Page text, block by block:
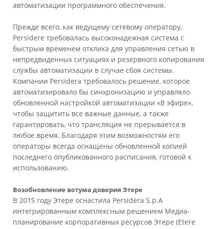
автоматизации программного обеспечения.
Прежде всего, как ведущему сетевому оператору,
Persiderе требовалась высоконадежная система с
быстрым временем отклика для управления сетью в
непредвиденных ситуациях и резервного копирования
службы автоматизации в случае сбоя системы.
Компании Persidera требовалось решение, которое
автоматизировало бы синхронизацию и управляло
обновленной настройкой автоматизации «В эфире»,
чтобы защитить все важные данные, а также
гарантировать, что трансляция не прерывается в
любое время. Благодаря этим возможностям его
операторы всегда оснащены обновленной копией
последнего опубликованного расписания, готовой к
использованию.
Возобновление вотума доверия Этере
В 2015 году Этере оснастила Persidera S.p.A
интегрированным комплексным решением Медиа-
планирование корпоративных ресурсов Этере (Etere